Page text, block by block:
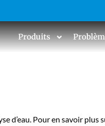
Produits
d’eau. Pour en savoir